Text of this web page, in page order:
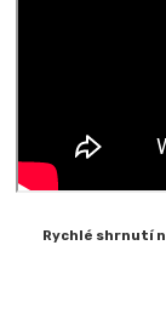
Rychlé shrnutí